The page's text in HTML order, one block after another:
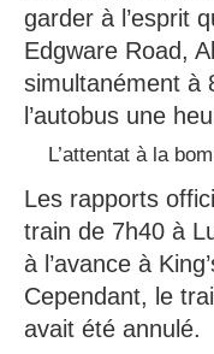
garder à l’esprit
Edgware Road,
simultanément à
l’autobus une
L’attentat à la
Les rapports
train de 7h40 à
à l’avance à
Cependant, le
avait été annulé.